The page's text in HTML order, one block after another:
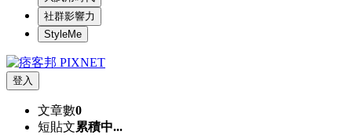
社群影響力
StyleMe
登入
文章數0
短貼文累積中...